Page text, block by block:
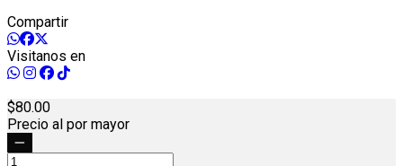
Compartir
Visitanos en
80.00
Precio al por mayor